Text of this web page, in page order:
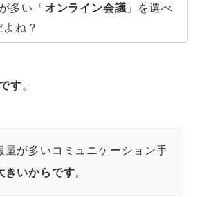
多い「 オンライン会議 」を選べ
ね？
す。
量が多いコミュニケーション手
きいからです。